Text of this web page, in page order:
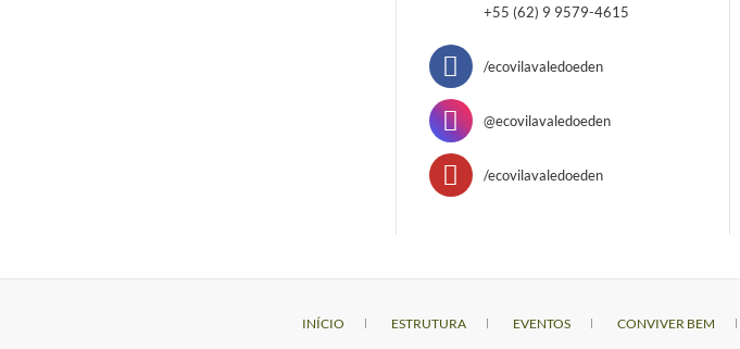
+55 (62) 9 9579-4615
/ecovilavaledoeden
@ecovilavaledoeden
/ecovilavaledoeden
INÍCIO ESTRUTURA EVENTOS CONVIVER BEM